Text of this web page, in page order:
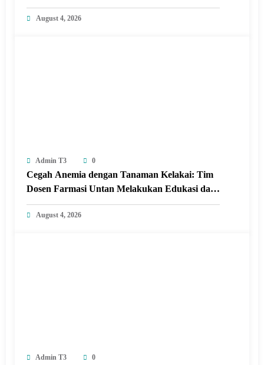
Revitalisasi Rumah Sakit di Era Digital
August 4, 2026
Admin T3 0
Cegah Anemia dengan Tanaman Kelakai: Tim
Dosen Farmasi Untan Melakukan Edukasi dan
Pelatihan Pembuatan Minuman Herbal
Tanaman Kelakai di Posyandu Seroja Sungai
August 4, 2026
Admin T3 0